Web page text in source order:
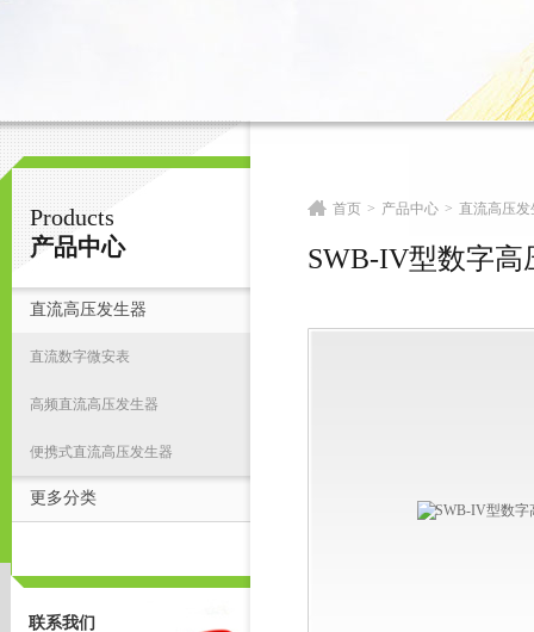
扬州志力电气科技有限公司/扬州高压测试仪
Products
产品中心
直流高压发生器
直流数字微安表
高频直流高压发生器
便携式直流高压发生器
更多分类
联系我们
首页 > 产品中心 > 直流高压发
SWB-IV型数字高